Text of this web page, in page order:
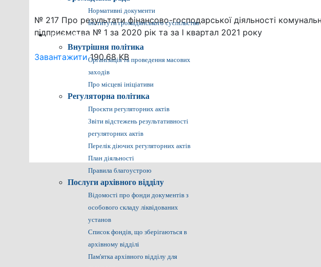
Нормативні документи
Інститути громадянського суспільства
Громадянам
Внутрішня політика
Організація та проведення масових
заходів
Про місцеві ініціативи
Регуляторна політика
Проєкти регуляторних актів
Звіти відстежень результативності
регуляторних актів
Перелік діючих регуляторних актів
План діяльності
Правила благоустрою
Послуги архівного відділу
Відомості про фонди документів з
особового складу ліквідованих
установ
Список фондів, що зберігаються в
архівному відділі
Пам'ятка архівного відділу для
№ 217 Про результати фінансово-господарської діяльності
підприємства № 1 за 2020 рік та за І квартал 2021 року
Завантажити190.68 KB